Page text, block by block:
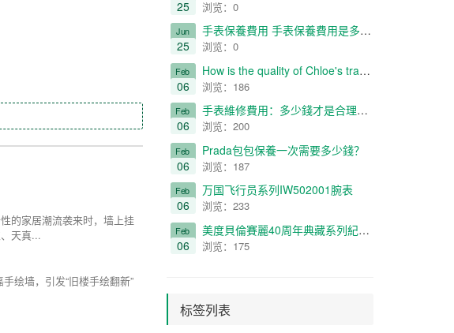
的家居潮流袭来时，墙上挂
天真...
绘墙，引发“旧楼手绘翻新”
25 浏览：0
Jun
25
​手表保養費用 手表保養費用是多少 貴嗎
浏览：0
Feb
06
How is the quality of Chloe's travel shooting service?
浏览：186
Feb
06
​手表維修費用：多少錢才是合理定價？
浏览：200
Feb
06
Prada包包保養一次需要多少錢？
浏览：187
Feb
06
万国飞行员系列IW502001腕表
浏览：233
Feb
06
美度貝倫賽麗40周年典藏系列紀念款情侶對表（不銹鋼殼款）
浏览：175
标签列表